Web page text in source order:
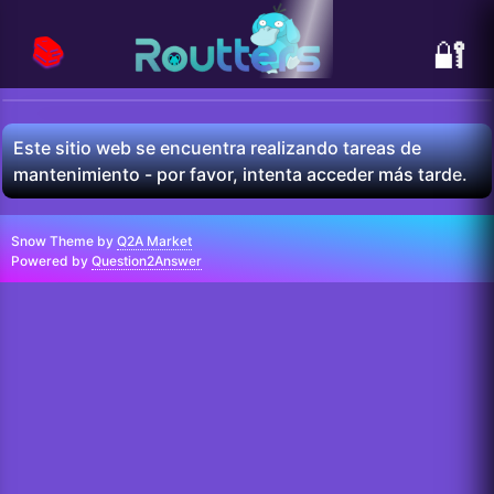
🔐
📚
Este sitio web se encuentra realizando tareas de
mantenimiento - por favor, intenta acceder más tarde.
Snow Theme by Q2A Market
Powered by Question2Answer